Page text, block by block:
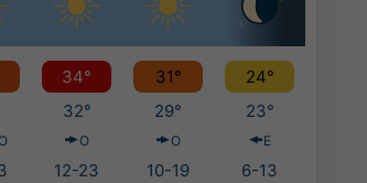
34° 31°
24°
32° 29° 23°
O O E
12-23 10-19
6-13